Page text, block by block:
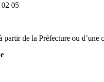
05
partir de la Préfecture ou